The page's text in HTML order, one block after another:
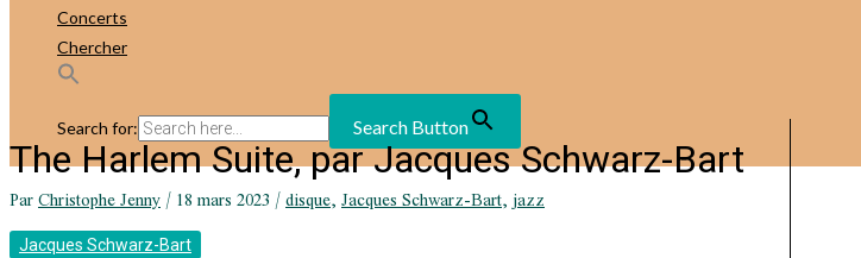
Concerts
Chercher
Search for: Search Button
The Harlem Suite, par Jacques Schwarz-Bart
ParChristophe Jenny/18 mars 2023/disque,Jacques Schwarz-Bart,jazz
Jacques Schwarz-Bart